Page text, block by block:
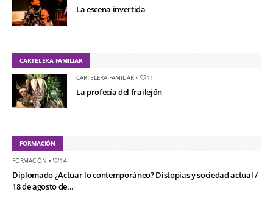
La escena invertida
CARTELERA FAMILIAR
CARTELERA FAMILIAR• 11
La profecía del frailejón
FORMACIÓN
FORMACIÓN • 14
Diplomado ¿Actuar lo contemporáneo? Distopías y sociedad actual /
18 de agosto de...